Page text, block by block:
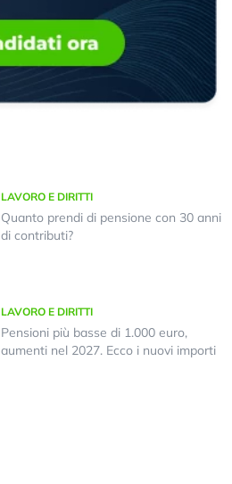
LAVORO E DIRITTI
Quanto prendi di pensione con 30 anni
di contributi?
LAVORO E DIRITTI
Pensioni più basse di 1.000 euro,
aumenti nel 2027. Ecco i nuovi importi